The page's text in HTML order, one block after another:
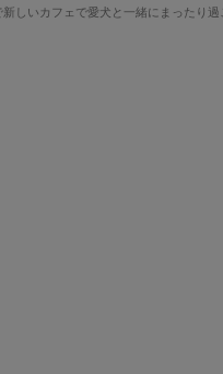
しいカフェで愛犬と一緒にまったり過